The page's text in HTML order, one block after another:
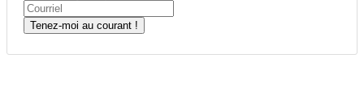
Tenez-moi au courant !